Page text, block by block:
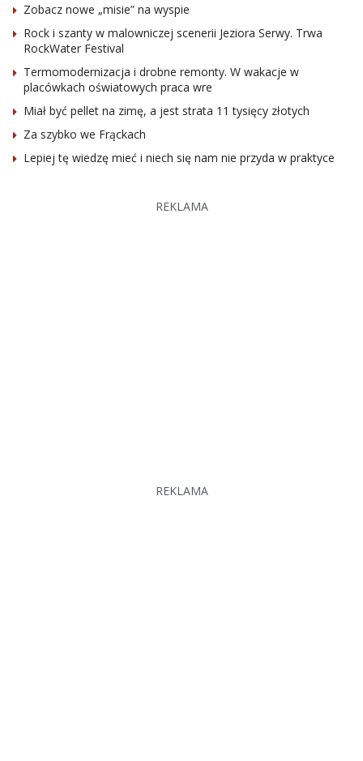
Zobacz nowe „misie” na wyspie
Rock i szanty w malowniczej scenerii Jeziora Serwy. Trwa
RockWater Festival
Termomodernizacja i drobne remonty. W wakacje w
placówkach oświatowych praca wre
Miał być pellet na zimę, a jest strata 11 tysięcy złotych
Za szybko we Frąckach
Lepiej tę wiedzę mieć i niech się nam nie przyda w praktyce
REKLAMA
REKLAMA